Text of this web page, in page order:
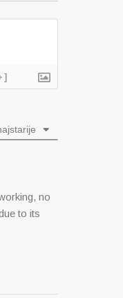
no
to its